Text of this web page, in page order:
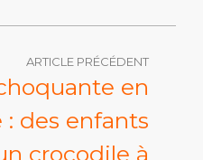
ARTICLE PRÉCÉDENT
en
: des enfants
crocodile à